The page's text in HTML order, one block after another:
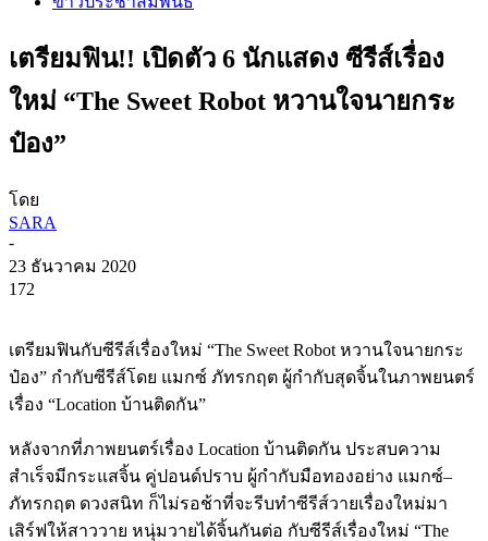
เตรียมฟิน!! เปิดตัว 6 นักแสดง ซีรีส์เรื่อง
ใหม่ “The Sweet Robot หวานใจนายกระ
ป๋อง”
โดย
SARA
-
23 ธันวาคม 2020
172
เตรียมฟินกับซีรีส์เรื่องใหม่ “The Sweet Robot หวานใจนายกระ
ป๋อง” กำกับซีรีส์โดย แมกซ์ ภัทรกฤต ผู้กำกับสุดจิ้นในภาพยนตร์
เรื่อง “Location บ้านติดกัน”
หลังจากที่ภาพยนตร์เรื่อง Location บ้านติดกัน ประสบความ
สำเร็จมีกระแสจิ้น คู่ปอนด์ปราบ ผู้กำกับมือทองอย่าง แมกซ์–
ภัทรกฤต ดวงสนิท ก็ไม่รอช้าที่จะรีบทำซีรีส์วายเรื่องใหม่มา
เสิร์ฟให้สาววาย หนุ่มวายได้จิ้นกันต่อ กับซีรีส์เรื่องใหม่ “The